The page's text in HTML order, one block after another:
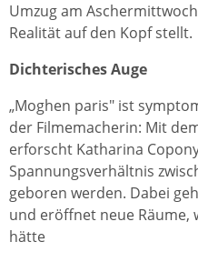
Umzug am
Realität auf den Kopf stellt.
Dichterisches Auge
„Moghen paris" ist
der Filmemacherin: Mit
erforscht Katharina
Spannungsverhältnis
geboren werden. Dabei
und eröffnet neue Räume,
hätte